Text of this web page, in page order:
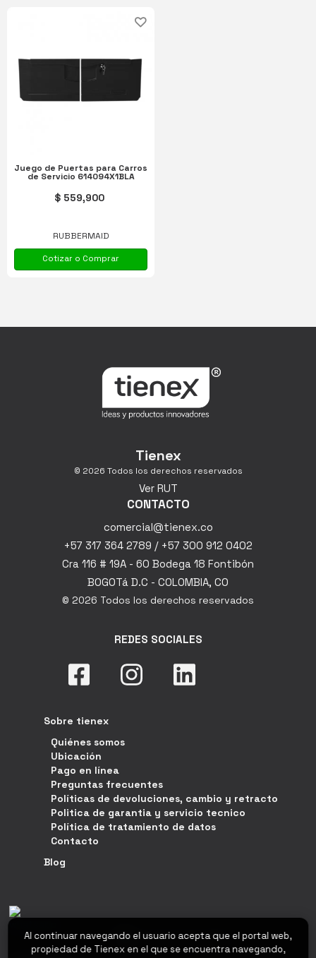
Juego de Puertas para Carros
de Servicio 614094X1BLA
$ 559,900
RUBBERMAID
Cotizar o Comprar
Tienex
© 2026 Todos los derechos reservados
Ver RUT
CONTACTO
comercial@tienex.co
+57 317 364 2789 / +57 300 912 0402
Cra 116 # 19A - 60 Bodega 18 Fontibón
BOGOTá D.C - COLOMBIA, CO
© 2026 Todos los derechos reservados
REDES SOCIALES
Sobre tienex
Quiénes somos
Ubicación
Pago en línea
Preguntas frecuentes
Políticas de devoluciones, cambio y retracto
Politica de garantia y servicio tecnico
Política de tratamiento de datos
Contacto
Blog
Al continuar navegando el usuario acepta que el portal web,
propiedad de Tienex en el que se encuentra navegando,